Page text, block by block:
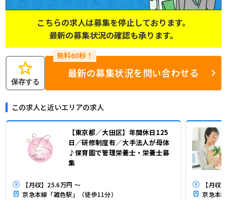
こちらの求人は募集を停止しております。
最新の募集状況の確認も承ります。
star
保存する
最新の募集状況を問い合わせる
この求人と近いエリアの求人
【東京都／大田区】年間休日125
日／研修制度有／大手法人が母体
♪保育園で管理栄養士・栄養士募
集
【月収】25.6万円 ～
京急本線「雑色駅」（徒歩11分）
【月収
京急本